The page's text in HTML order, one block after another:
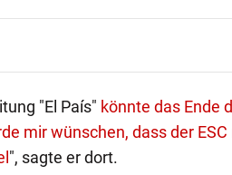
"El País" könnte das Ende
mir wünschen, dass der
", sagte er dort.